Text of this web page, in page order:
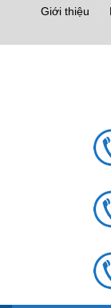
Giới thiệu